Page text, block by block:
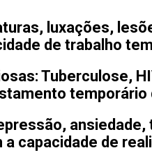
luxações,
de trabalho
Tuberculose,
temporário
a capacidade de